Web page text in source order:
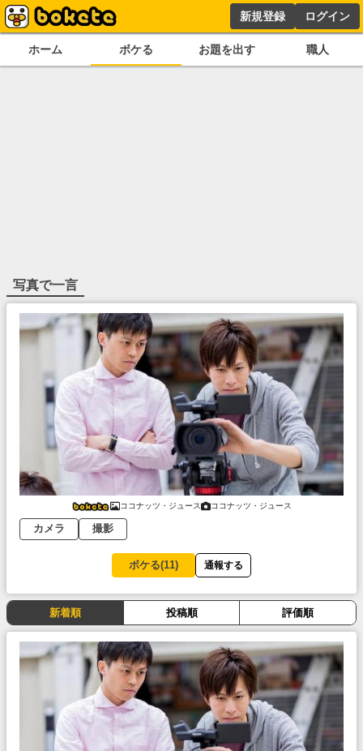
新規登録 ログイン
ホーム ボケる お題を出す 職人
写真で一言
ココナッツ・ジュース ココナッツ・ジュース
カメラ 撮影
ボケる(11) 通報する
新着順 投稿順 評価順